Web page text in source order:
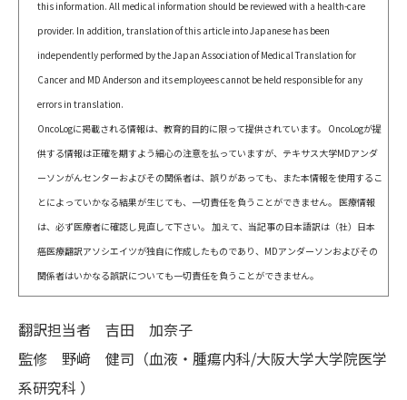
this information. All medical information should be reviewed with a health-care
provider. In addition, translation of this article into Japanese has been
independently performed by the Japan Association of Medical Translation for
Cancer and MD Anderson and its employees cannot be held responsible for any
errors in translation.
OncoLogに掲載される情報は、教育的目的に限って提供されています。 OncoLogが提
供する情報は正確を期すよう細心の注意を払っていますが、テキサス大学MDアンダ
ーソンがんセンターおよびその関係者は、誤りがあっても、また本情報を使用するこ
とによっていかなる結果が生じても、一切責任を負うことができません。 医療情報
は、必ず医療者に確認し見直して下さい。 加えて、当記事の日本語訳は（社）日本
癌医療翻訳アソシエイツが独自に作成したものであり、MDアンダーソンおよびその
関係者はいかなる誤訳についても一切責任を負うことができません。
翻訳担当者 吉田 加奈子
監修 野﨑 健司（血液・腫瘍内科/大阪大学大学院医学
系研究科 ）